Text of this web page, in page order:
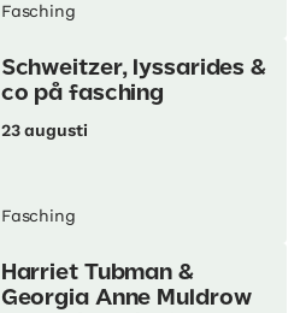
Fasching
Schweitzer, lyssarides &
co på fasching
23 augusti
Fasching
Harriet Tubman &
Georgia Anne Muldrow